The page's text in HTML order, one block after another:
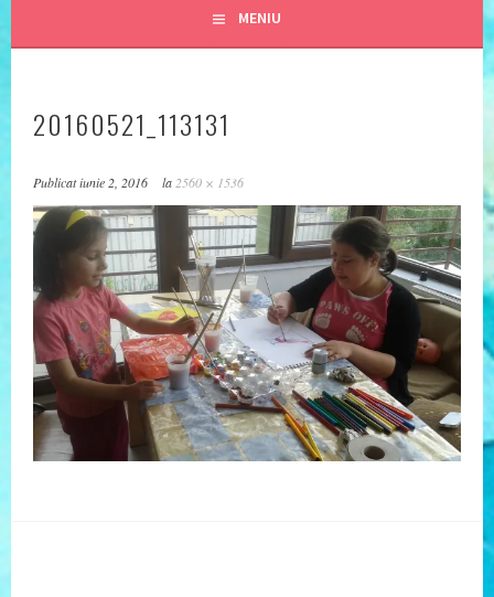
MENIU
20160521_113131
Publicatiunie 2, 2016 la 2560 × 1536